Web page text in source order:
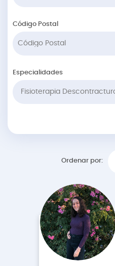
Código Postal
Especialidades
Fisioterapia
Ordenar por: